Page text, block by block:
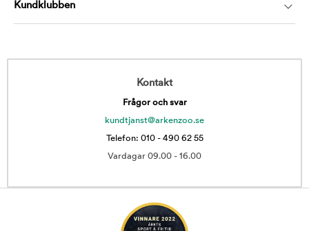
Kundklubben
Kontakt
Frågor och svar
kundtjanst@arkenzoo.se
Telefon: 010 - 490 62 55
Vardagar 09.00 - 16.00